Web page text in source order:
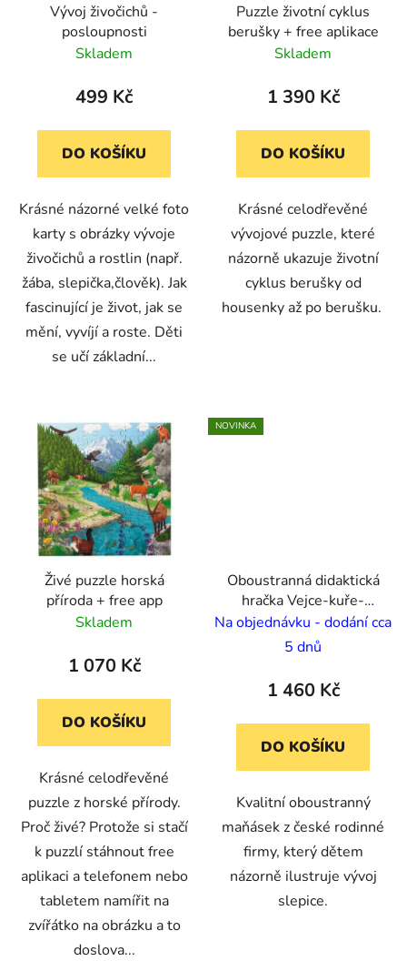
Vývoj živočichů -
posloupnosti
Skladem
499 Kč
DO KOŠÍKU
Krásné názorné velké foto
karty s obrázky vývoje
živočichů a rostlin (např.
žába, slepička,člověk). Jak
fascinující je život, jak se
mění, vyvíjí a roste. Děti
se učí základní...
Puzzle životní cyklus
berušky + free aplikace
Skladem
1 390 Kč
DO KOŠÍKU
Krásné celodřevěné
vývojové puzzle, které
názorně ukazuje životní
cyklus berušky od
housenky až po berušku.
Živé puzzle horská
příroda + free app
Skladem
1 070 Kč
DO KOŠÍKU
Krásné celodřevěné
puzzle z horské přírody.
Proč živé? Protože si stačí
k puzzlí stáhnout free
aplikaci a telefonem nebo
tabletem namířit na
zvířátko na obrázku a to
doslova...
NOVINKA
Oboustranná didaktická
hračka Vejce-kuře-
slepice
Na objednávku - dodání cca
5 dnů
1 460 Kč
DO KOŠÍKU
Kvalitní oboustranný
maňásek z české rodinné
firmy, který dětem
názorně ilustruje vývoj
slepice.